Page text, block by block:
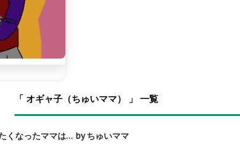
「 オギャ子（ちゅいママ） 」 一覧
くなったママは… by ちゅいママ